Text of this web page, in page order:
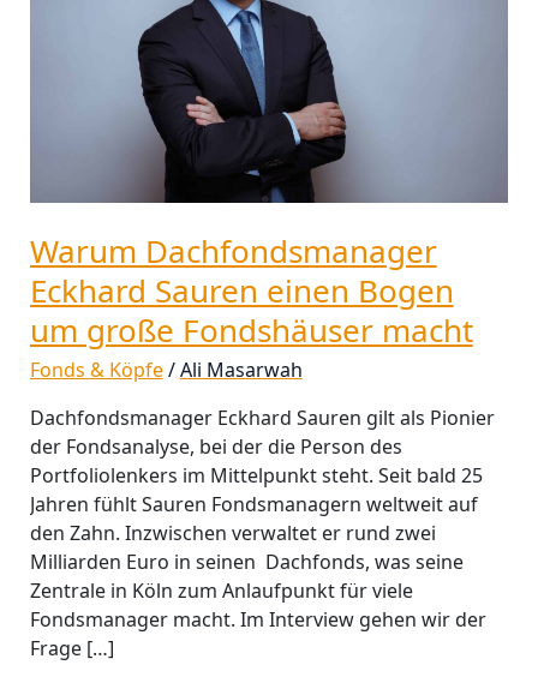
Warum Dachfondsmanager
Eckhard Sauren einen Bogen
um große Fondshäuser macht
Fonds & Köpfe/Ali Masarwah
Dachfondsmanager Eckhard Sauren gilt als Pionier
der Fondsanalyse, bei der die Person des
Portfoliolenkers im Mittelpunkt steht. Seit bald 25
Jahren fühlt Sauren Fondsmanagern weltweit auf
den Zahn. Inzwischen verwaltet er rund zwei
Milliarden Euro in seinen Dachfonds, was seine
Zentrale in Köln zum Anlaufpunkt für viele
Fondsmanager macht. Im Interview gehen wir der
Frage […]